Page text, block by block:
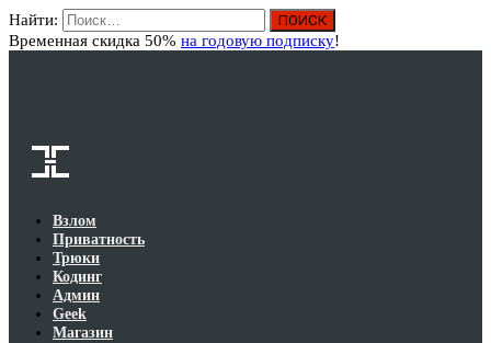
Найти:
Временная скидка 50% на годовую подписку!
Взлом
Приватность
Трюки
Кодинг
Админ
Geek
Магазин